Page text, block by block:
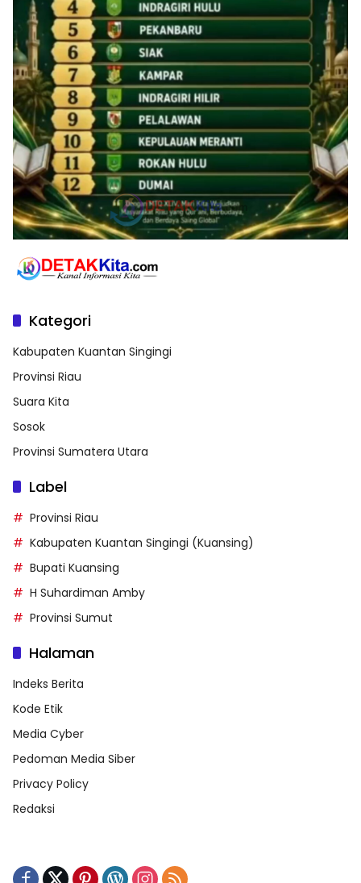
Kategori
Kabupaten Kuantan Singingi
Provinsi Riau
Suara Kita
Sosok
Provinsi Sumatera Utara
Label
Provinsi Riau
Kabupaten Kuantan Singingi (Kuansing)
Bupati Kuansing
H Suhardiman Amby
Provinsi Sumut
Halaman
Indeks Berita
Kode Etik
Media Cyber
Pedoman Media Siber
Privacy Policy
Redaksi